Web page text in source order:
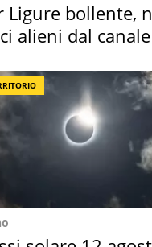
Ligure bollente,
alieni dal